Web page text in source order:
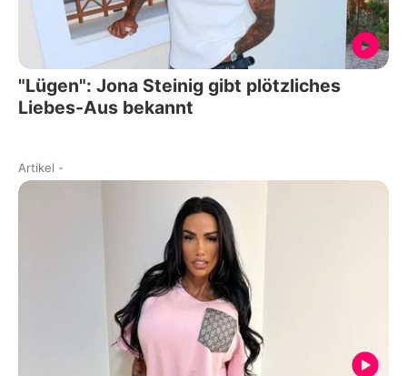
"Lügen": Jona Steinig gibt plötzliches
Liebes-Aus bekannt
Artikel -